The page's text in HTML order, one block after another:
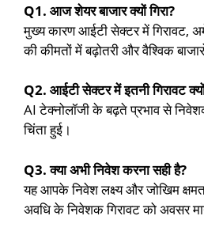
Q1. आज शेयर बाजार क्यों गिरा?
मुख्य कारण आईटी सेक्टर में गिरावट,
की कीमतों में बढ़ोतरी और वैश्विक
Q2. आईटी सेक्टर में इतनी गिरावट
AI टेक्नोलॉजी के बढ़ते प्रभाव से
चिंता हुई।
Q3. क्या अभी निवेश करना सही है?
यह आपके निवेश लक्ष्य और जोखिम
अवधि के निवेशक गिरावट को अवसर